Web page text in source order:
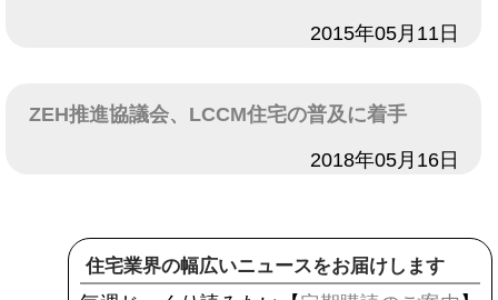
2015年05月11日
ZEH推進協議会、LCCM住宅の普及に着手
2018年05月16日
住宅業界の幅広いニュースをお届けします